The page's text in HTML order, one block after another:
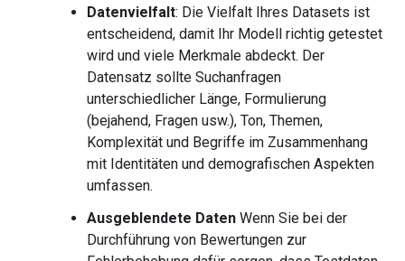
Datenvielfalt: Die Vielfalt Ihres Datasets ist
entscheidend, damit Ihr Modell richtig getestet
wird und viele Merkmale abdeckt. Der
Datensatz sollte Suchanfragen
unterschiedlicher Länge, Formulierung
(bejahend, Fragen usw.), Ton, Themen,
Komplexität und Begriffe im Zusammenhang
mit Identitäten und demografischen Aspekten
umfassen.
Ausgeblendete Daten Wenn Sie bei der
Durchführung von Bewertungen zur